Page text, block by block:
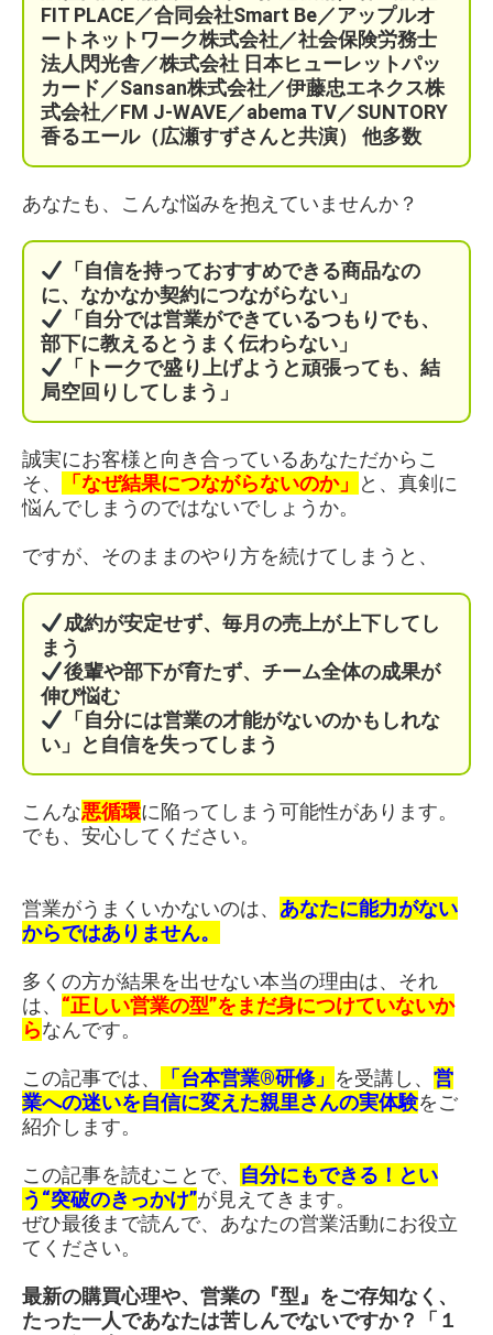
FIT PLACE／合同会社Smart Be／アップルオ
ートネットワーク株式会社／社会保険労務士
法人閃光舎／株式会社 日本ヒューレットパッ
カード／Sansan株式会社／伊藤忠エネクス株
式会社／FM J-WAVE／abema TV／SUNTORY
香るエール（広瀬すずさんと共演） 他多数
あなたも、こんな悩みを抱えていませんか？
「自信を持っておすすめできる商品なの
に、なかなか契約につながらない」
「自分では営業ができているつもりでも、
部下に教えるとうまく伝わらない」
「トークで盛り上げようと頑張っても、結
局空回りしてしまう」
誠実にお客様と向き合っているあなただからこ
そ、
「なぜ結果につながらないのか」
と、真剣に
悩んでしまうのではないでしょうか。
ですが、そのままのやり方を続けてしまうと、
成約が安定せず、毎月の売上が上下してし
まう
後輩や部下が育たず、チーム全体の成果が
伸び悩む
「自分には営業の才能がないのかもしれな
い」と自信を失ってしまう
こんな悪循環に陥ってしまう可能性があります。
でも、安心してください。
営業がうまくいかないのは、 あなたに能力がない
からではありません。
多くの方が結果を出せない本当の理由は、それ
は、 “正しい営業の型”をまだ身につけていないか
らなんです。
この記事では、 「台本営業®研修」 を受講し、 営
業への迷いを自信に変えた親里さんの実体験をご
紹介します。
この記事を読むことで、 自分にもできる！とい
う“突破のきっかけ”が見えてきます。
ぜひ最後まで読んで、あなたの営業活動にお役立
てください。
最新の購買心理や、営業の『型』をご存知なく、
たった一人であなたは苦しんでないですか？「１